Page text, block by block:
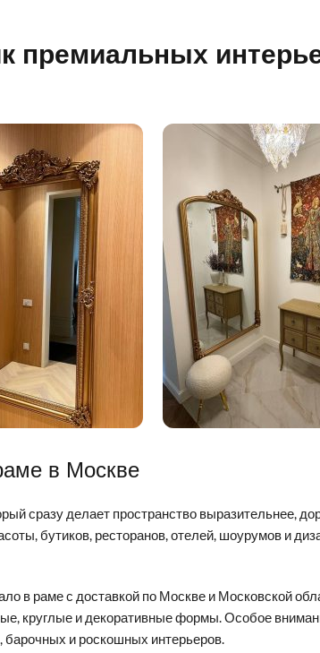
премиальных
в Москве
сразу делает пространство выразительнее,
бутиков, ресторанов, отелей, шоурумов и
в раме с доставкой по Москве и Московской
круглые и декоративные формы. Особое
барочных и роскошных интерьеров.